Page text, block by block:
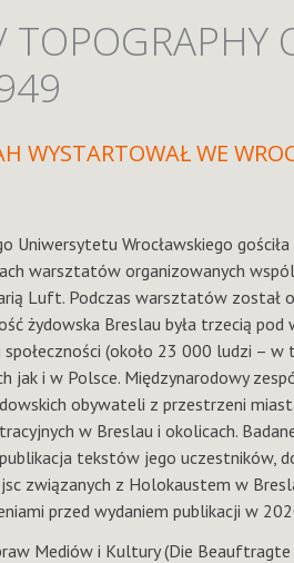
WYSTARTOWAŁ WE
Uniwersytetu Wrocławskiego
warsztatów organizowanych
Luft. Podczas warsztatów
żydowska Breslau była trzecią pod
(około 23 000 ludzi – w
i w Polsce. Międzynarodowy
obywateli z przestrzeni
w Breslau i okolicach.
tekstów jego uczestników,
związanych z Holokaustem w
przed wydaniem publikacji w
Mediów i Kultury (Die